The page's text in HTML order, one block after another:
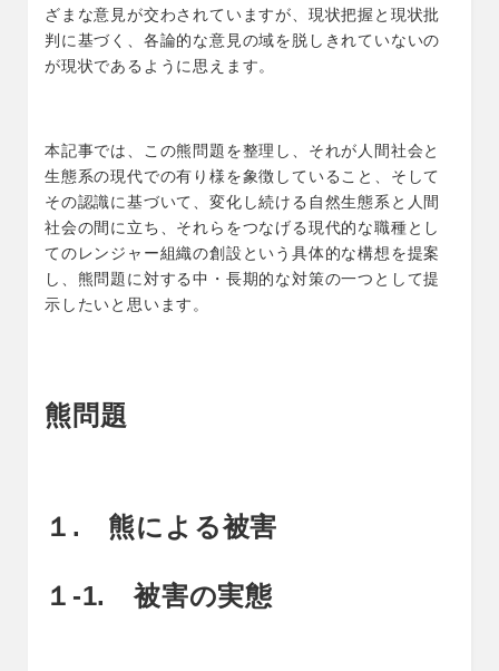
ざまな意見が交わされていますが、現状把握と現状批
判に基づく、各論的な意見の域を脱しきれていないの
が現状であるように思えます。
本記事では、この熊問題を整理し、それが人間社会と
生態系の現代での有り様を象徴していること、そして
その認識に基づいて、変化し続ける自然生態系と人間
社会の間に立ち、それらをつなげる現代的な職種とし
てのレンジャー組織の創設という具体的な構想を提案
し、熊問題に対する中・長期的な対策の一つとして提
示したいと思います。
熊問題
１. 熊による被害
１-1. 被害の実態